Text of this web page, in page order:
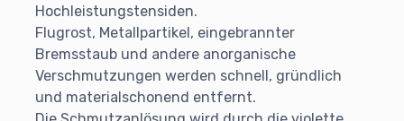
Hochleistungstensiden.
Flugrost, Metallpartikel, eingebrannter
Bremsstaub und andere anorganische
Verschmutzungen werden schnell, gründlich
und materialschonend entfernt.